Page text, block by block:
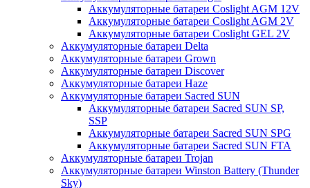
Аккумуляторные батареи Coslight AGM 12V
Аккумуляторные батареи Coslight AGM 2V
Аккумуляторные батареи Coslight GEL 2V
Аккумуляторные батареи Delta
Аккумуляторные батареи Grown
Аккумуляторные батареи Discover
Аккумуляторные батареи Haze
Аккумуляторные батареи Sacred SUN
Аккумуляторные батареи Sacred SUN SP,
SSP
Аккумуляторные батареи Sacred SUN SPG
Аккумуляторные батареи Sacred SUN FTA
Аккумуляторные батареи Trojan
Аккумуляторные батареи Winston Battery (Thunder
Sky)